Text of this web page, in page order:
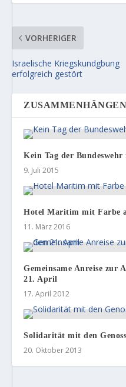
VORHERIGER
Israelische Kriegskundgbung
erfolgreich gestört
Kein Tag der
9. Juli 2015
Hotel Maritim mit Farbe
11. März 2016
Gemeinsame Anreise zur
21. April
17. April 2012
Solidarität mit den
20. Oktober 2013